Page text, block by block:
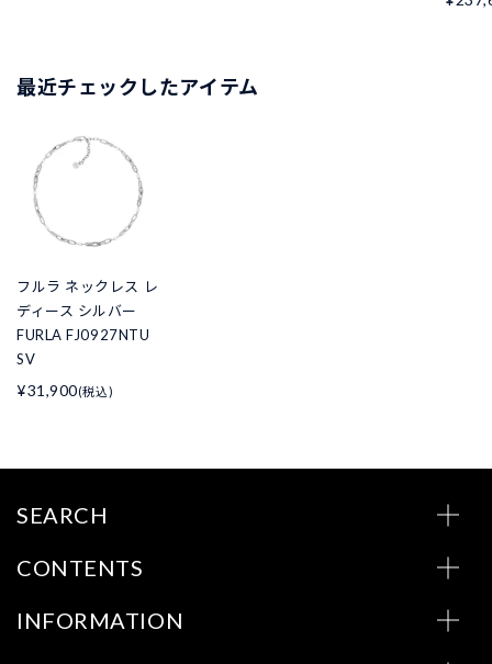
最近チェックしたアイテム
フルラ ネックレス レ
ディース シルバー
FURLA FJ0927NTU
SV
¥31,900(税込)
SEARCH
CONTENTS
INFORMATION